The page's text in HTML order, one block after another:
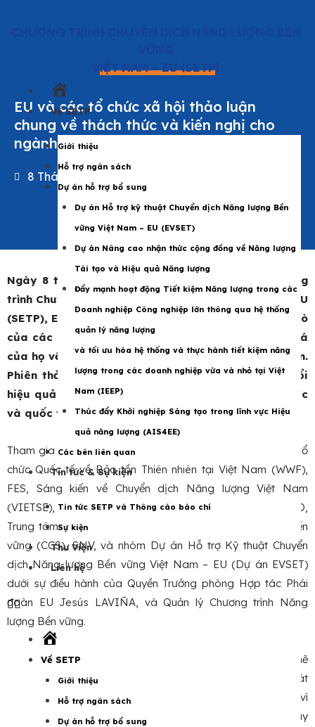
VIỆT NAM – EU (SETP)
chủ
Về SETP
Giới thiệu
Hỗ trợ ngân sách
Dự án hỗ trợ bổ sung
Dự án Hỗ trợ kỹ thuật Chuyển dịch Năng lượng Bền
vững Việt Nam – EU (EVSET)
Dự án Nâng cao nhận thức cộng đồng về Năng lượng
Tái tạo và Hiệu quả Năng lượng
Đẩy mạnh hoạt động Tiết kiệm Năng lượng trong các
Doanh nghiệp Công nghiệp lớn thông qua hệ thống
quản lý năng lượng
và tối ưu hóa hệ thống và thực hành tiết kiệm năng
lượng trong các doanh nghiệp vừa và nhỏ tại Việt
Nam (IEEP)
Thúc đẩy Khởi nghiệp Sáng tạo trong lĩnh vực Hiệu
quả năng lượng (AIS4EE)
Các bên liên quan
Tin tức & Sự kiện
Tin tức SETP và Thông cáo báo chí
Sự kiện
Thư Viện
Liên hệ
Về SETP
Giới thiệu
Hỗ trợ ngân sách
Dự án hỗ trợ bổ sung
EU và các tổ chức xã hội thảo luận
chung về thách thức và kiến nghị cho
ngành Năng lượng Việt Nam
8 Tháng 8 2022
Ngày 8 tháng 8 năm 2022, trong khuôn khổ Chương
trình Chuyển dịch Năng lượng Bền vững Việt Nam – EU
(SETP), EU tổ chức phiên trao đổi bàn tròn về vai trò
của các tổ chức xã hội (SO) và quan điểm/đánh giá
của họ về sự phát triển ngành năng lượng ở Việt Nam.
Phiên thảo luận nhận được sự tham gia và trao đổi
hiệu quả của đại diện các tổ chức xã hội trong nước
và quốc tế trong lĩnh vực năng lượng tại Việt Nam.
Tham gia thảo luận có đại diện của Oxfam tại Việt Nam, Tổ
chức Quốc tế về Bảo tồn Thiên nhiên tại Việt Nam (WWF),
FES, Sáng kiến về Chuyển dịch Năng lượng Việt Nam
(VIETSE), Đại học Bách khoa Hà Nội (HUST), GreenID,
Trung tâm Nghiên cứu, Tư vấn Sáng tạo và Phát triển Bền
vững (CCS), SNV, và nhóm Dự án Hỗ trợ Kỹ thuật Chuyển
dịch Năng lượng Bền vững Việt Nam – EU (Dự án EVSET)
dưới sự điều hành của Quyền Trưởng phòng Hợp tác Phái
đoàn EU Jesús LAVIÑA, và Quản lý Chương trình Năng
lượng Bền vững.
Các tổ chức tham gia đều đánh giá cao cam kết mạnh mẽ
của Việt Nam về Net-Zero vào năm 2050 với ưu tiên phát
triển năng lượng tái tạo và sử dụng năng lượng hiệu quả vì
Việt Nam có nhiều tiềm năng trong các lĩnh vực này. Tuy